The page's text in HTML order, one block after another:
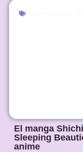
El manga
Sleeping
anime